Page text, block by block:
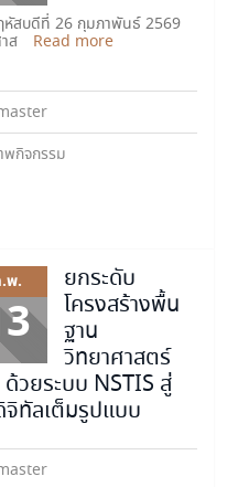
พกิจกรรม
สบดีที่ 26 กุมภาพันธ์ 2569
ส
Read more
พ.
ยกระดับ
โครงสร้างพื้น
ฐาน
วิทยาศาสตร์
ด้วยระบบ NSTIS สู่
ทัลเต็มรูปแบบ